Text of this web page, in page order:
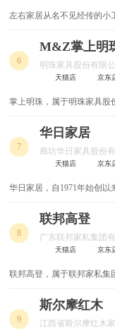
鞋柜
书架
整木定制
双人床
玄关鞋柜
玄关柜
整体橱柜
左右家居从名不见经传的小
树百年品牌”为愿景，打造
生活。
6
M&Z掌上明
明珠家具股份有限公
天猫店 京东
掌上明珠，属于明珠家具股
7
华日家居
廊坊华日家具股份
天猫店 京东
华日家居，自1971年始创
纪的深厚积淀，让华日家
产的精湛工艺与深入人心的
整装多品类全面拓展。
8
联邦高登
广东联邦家私集团
天猫店 京东
联邦高登，属于联邦家私集
9
斯尔摩红木
江西省斯尔摩红木